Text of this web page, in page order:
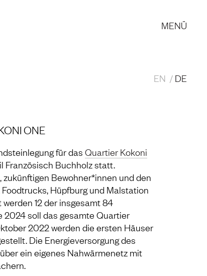
MENÜ
EN DE
ONE
für das Quartier Kokoni
Französisch Buchholz statt.
Bewohner*innen und den
Hüpfburg und Malstation
12 der insgesamt 84
2024 soll das gesamte Quartier
2022 werden die ersten Häuser
Die Energieversorgung des
ein eigenes Nahwärmenetz mit